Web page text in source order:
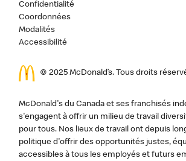
Confidentialité
Coordonnées
Modalités
Accessibilité
© 2025 McDonald’s. Tous droits
McDonald's du Canada et ses franchisés
s'engagent à offrir un milieu de travail
pour tous. Nos lieux de travail ont depuis
politique d'offrir des opportunités justes,
accessibles à tous les employés et futurs